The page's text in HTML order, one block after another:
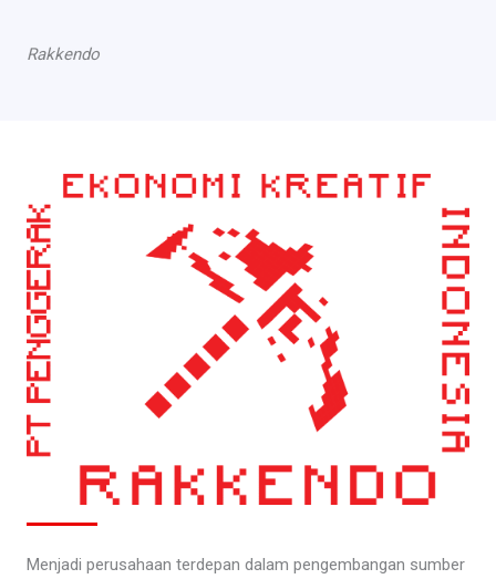
Rakkendo
Menjadi perusahaan terdepan dalam pengembangan sumber